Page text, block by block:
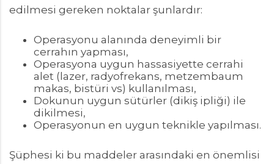
edilmesi gereken noktalar şunlardır:
Operasyonu alanında deneyimli bir
cerrahın yapması,
Operasyona uygun hassasiyette cerrahi
alet (lazer, radyofrekans, metzembaum
makas, bistüri vs) kullanılması,
Dokunun uygun sütürler (dikiş ipliği) ile
dikilmesi,
Operasyonun en uygun teknikle yapılması.
Şüphesi ki bu maddeler arasındaki en önemlisi